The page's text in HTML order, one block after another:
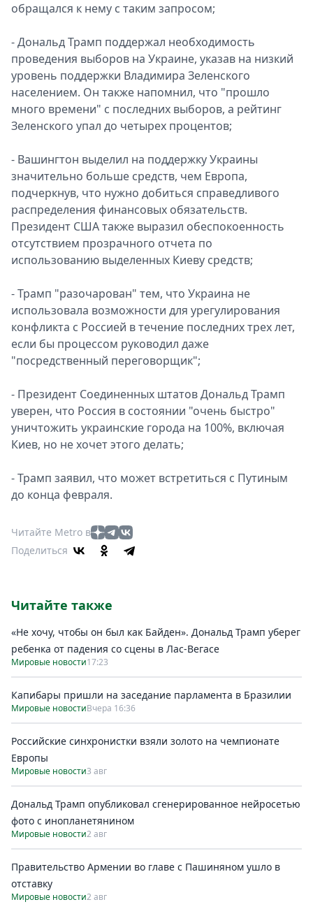
обращался к нему с таким запросом;
- Дональд Трамп поддержал необходимость
проведения выборов на Украине, указав на низкий
уровень поддержки Владимира Зеленского
населением. Он также напомнил, что "прошло
много времени" с последних выборов, а рейтинг
Зеленского упал до четырех процентов;
- Вашингтон выделил на поддержку Украины
значительно больше средств, чем Европа,
подчеркнув, что нужно добиться справедливого
распределения финансовых обязательств.
Президент США также выразил обеспокоенность
отсутствием прозрачного отчета по
использованию выделенных Киеву средств;
- Трамп "разочарован" тем, что Украина не
использовала возможности для урегулирования
конфликта с Россией в течение последних трех лет,
если бы процессом руководил даже
"посредственный переговорщик";
- Президент Соединенных штатов Дональд Трамп
уверен, что Россия в состоянии "очень быстро"
уничтожить украинские города на 100%, включая
Киев, но не хочет этого делать;
- Трамп заявил, что может встретиться с Путиным
до конца февраля.
Читайте Metro в
Поделиться
Читайте также
«Не хочу, чтобы он был как Байден». Дональд Трамп уберег
ребенка от падения со сцены в Лас-Вегасе
Мировые новости17:23
Капибары пришли на заседание парламента в Бразилии
Мировые новостиВчера 16:36
Российские синхронистки взяли золото на чемпионате
Европы
Мировые новости3 авг
Дональд Трамп опубликовал сгенерированное нейросетью
фото с инопланетянином
Мировые новости2 авг
Правительство Армении во главе с Пашиняном ушло в
отставку
Мировые новости2 авг